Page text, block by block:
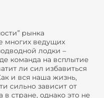
рынка
многих ведущих
лодки –
команда на всплытие
ли сил избавиться
и вся наша жизнь,
сильно зависит от
стране, однако это не